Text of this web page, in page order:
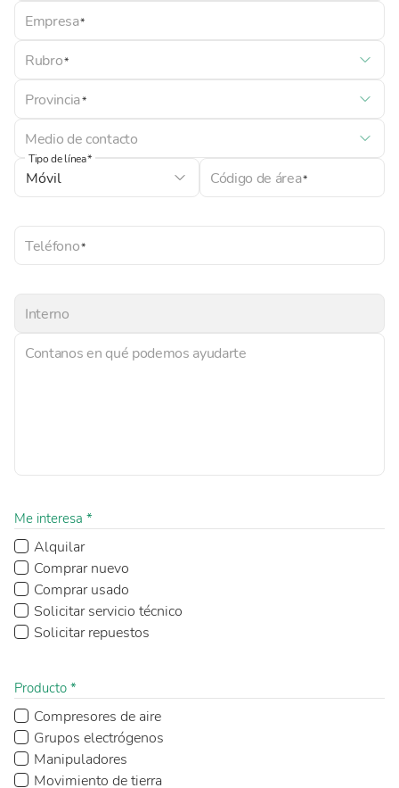
Empresa
Rubro
Provincia
Medio de contacto
Tipo de línea
Código de área
Interno
Teléfono
Contanos en qué podemos ayudarte
Me interesa *
Alquilar
Comprar nuevo
Comprar usado
Solicitar servicio técnico
Solicitar repuestos
Producto *
Compresores de aire
Grupos electrógenos
Manipuladores
Movimiento de tierra